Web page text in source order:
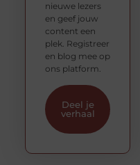
nieuwe lezers
en geef jouw
content een
plek. Registreer
en blog mee op
ons platform.
Deel je
verhaal